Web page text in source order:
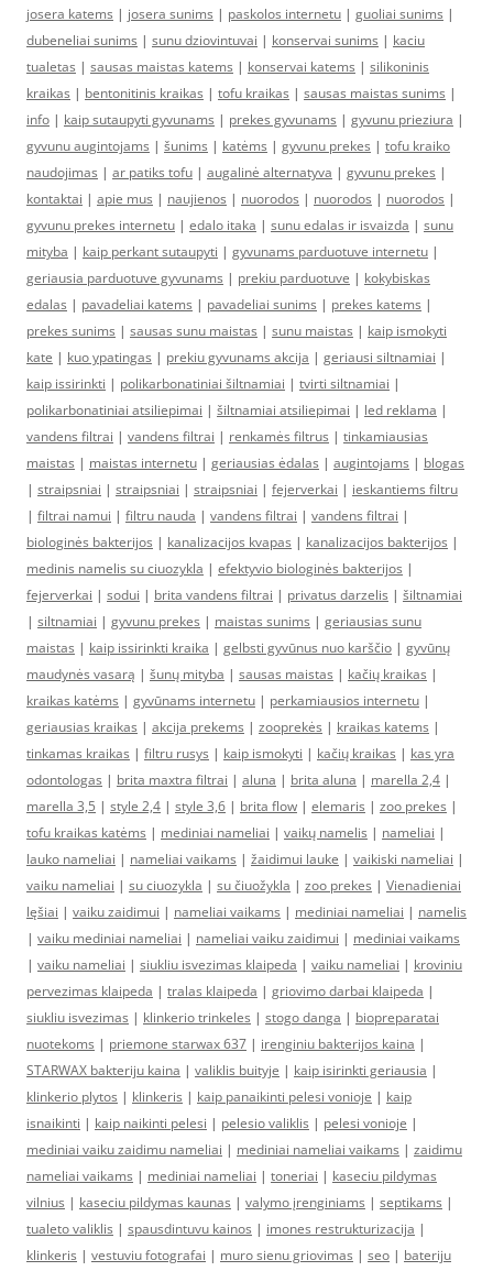
josera katems | josera sunims | paskolos internetu | guoliai sunims |
dubeneliai sunims | sunu dziovintuvai | konservai sunims | kaciu
tualetas | sausas maistas katems | konservai katems | silikoninis
kraikas | bentonitinis kraikas | tofu kraikas | sausas maistas sunims |
info | kaip sutaupyti gyvunams | prekes gyvunams | gyvunu prieziura |
gyvunu augintojams | šunims | katėms | gyvunu prekes | tofu kraiko
naudojimas | ar patiks tofu | augalinė alternatyva | gyvunu prekes |
kontaktai | apie mus | naujienos | nuorodos | nuorodos | nuorodos |
gyvunu prekes internetu | edalo itaka | sunu edalas ir isvaizda | sunu
mityba | kaip perkant sutaupyti | gyvunams parduotuve internetu |
geriausia parduotuve gyvunams | prekiu parduotuve | kokybiskas
edalas | pavadeliai katems | pavadeliai sunims | prekes katems |
prekes sunims | sausas sunu maistas | sunu maistas | kaip ismokyti
kate | kuo ypatingas | prekiu gyvunams akcija | geriausi siltnamiai |
kaip issirinkti | polikarbonatiniai šiltnamiai | tvirti siltnamiai |
polikarbonatiniai atsiliepimai | šiltnamiai atsiliepimai | led reklama |
vandens filtrai | vandens filtrai | renkamės filtrus | tinkamiausias
maistas | maistas internetu | geriausias ėdalas | augintojams | blogas
| straipsniai | straipsniai | straipsniai | fejerverkai | ieskantiems filtru
| filtrai namui | filtru nauda | vandens filtrai | vandens filtrai |
biologinės bakterijos | kanalizacijos kvapas | kanalizacijos bakterijos |
medinis namelis su ciuozykla | efektyvio biologinės bakterijos |
fejerverkai | sodui | brita vandens filtrai | privatus darzelis | šiltnamiai
| siltnamiai | gyvunu prekes | maistas sunims | geriausias sunu
maistas | kaip issirinkti kraika | gelbsti gyvūnus nuo karščio | gyvūnų
maudynės vasarą | šunų mityba | sausas maistas | kačių kraikas |
kraikas katėms | gyvūnams internetu | perkamiausios internetu |
geriausias kraikas | akcija prekems | zooprekės | kraikas katems |
tinkamas kraikas | filtru rusys | kaip ismokyti | kačių kraikas | kas yra
odontologas | brita maxtra filtrai | aluna | brita aluna | marella 2,4 |
marella 3,5 | style 2,4 | style 3,6 | brita flow | elemaris | zoo prekes |
tofu kraikas katėms | mediniai nameliai | vaikų namelis | nameliai |
lauko nameliai | nameliai vaikams | žaidimui lauke | vaikiski nameliai |
vaiku nameliai | su ciuozykla | su čiuožykla | zoo prekes | Vienadieniai
lęšiai | vaiku zaidimui | nameliai vaikams | mediniai nameliai | namelis
| vaiku mediniai nameliai | nameliai vaiku zaidimui | mediniai vaikams
| vaiku nameliai | siukliu isvezimas klaipeda | vaiku nameliai | kroviniu
pervezimas klaipeda | tralas klaipeda | griovimo darbai klaipeda |
siukliu isvezimas | klinkerio trinkeles | stogo danga | biopreparatai
nuotekoms | priemone starwax 637 | irenginiu bakterijos kaina |
STARWAX bakteriju kaina | valiklis buityje | kaip isirinkti geriausia |
klinkerio plytos | klinkeris | kaip panaikinti pelesi vonioje | kaip
isnaikinti | kaip naikinti pelesi | pelesio valiklis | pelesi vonioje |
mediniai vaiku zaidimu nameliai | mediniai nameliai vaikams | zaidimu
nameliai vaikams | mediniai nameliai | toneriai | kaseciu pildymas
vilnius | kaseciu pildymas kaunas | valymo įrenginiams | septikams |
tualeto valiklis | spausdintuvu kainos | imones restrukturizacija |
klinkeris | vestuviu fotografai | muro sienu griovimas | seo | bateriju